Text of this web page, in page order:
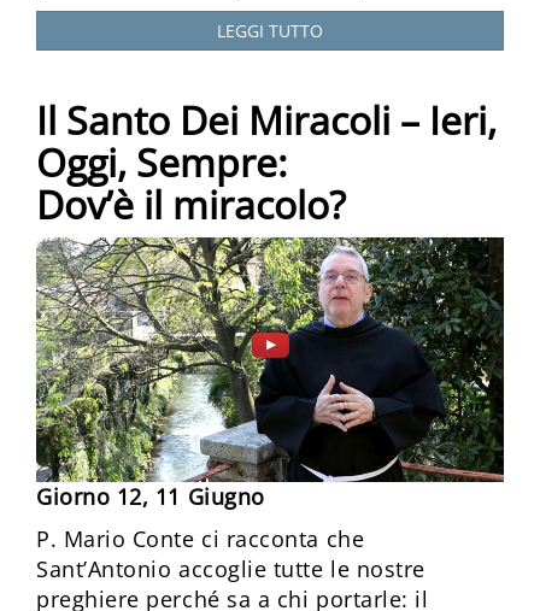
LEGGI TUTTO
Il Santo Dei Miracoli – Ieri,
Oggi, Sempre:
Dov’è il miracolo?
Giorno 12, 11 Giugno
P. Mario Conte ci racconta che
Sant’Antonio accoglie tutte le nostre
preghiere perché sa a chi portarle: il